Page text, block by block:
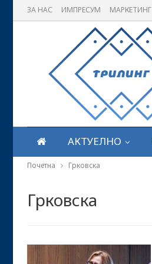
ЗА НАС ИМПРЕСУМ МАРКЕТИНГ
АКТУЕЛНО
Почетна Грковска
Грковска